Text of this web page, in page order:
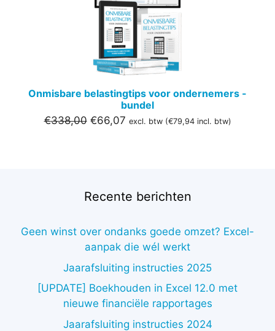
Onmisbare belastingtips voor ondernemers -
bundel
€338,00 Oorspronkelijke
€66,07Huidige
excl. btw (€79,94incl. btw)
Recente berichten
Geen winst over ondanks goede omzet? Excel-
aanpak die wél werkt
Jaarafsluiting instructies 2025
[UPDATE] Boekhouden in Excel 12.0 met
nieuwe financiële rapportages
Jaarafsluiting instructies 2024